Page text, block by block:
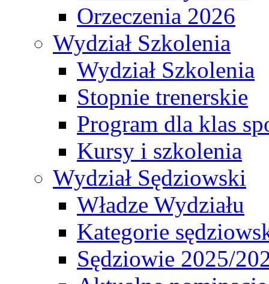
Orzeczenia 2026
Wydział Szkolenia
Wydział Szkolenia
Stopnie trenerskie
Program dla klas
Kursy i szkolenia
Wydział Sędziowski
Władze Wydziału
Kategorie
Sędziowie 2025/